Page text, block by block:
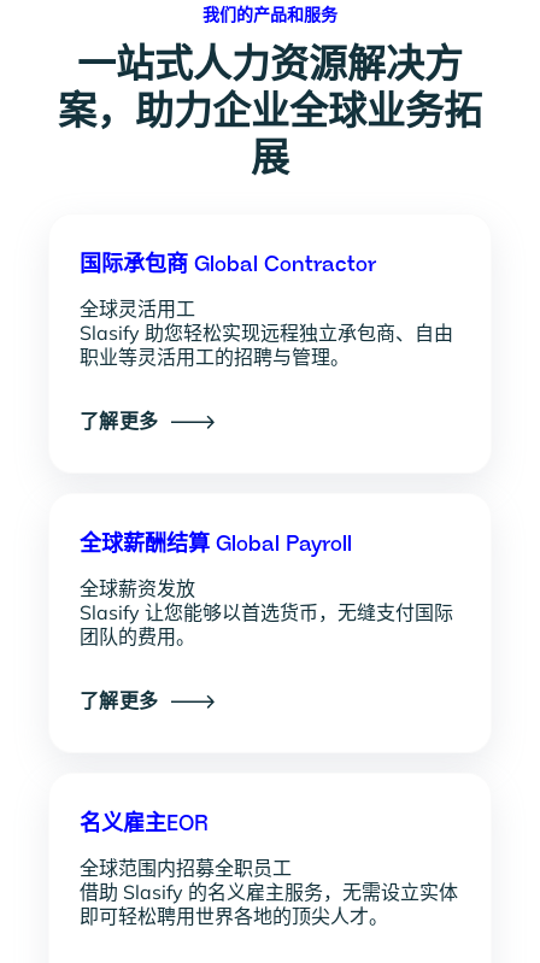
我们的产品和服务
一站式人力资源解决方
案，助力企业全球业务拓
展
国际承包商 Global Contractor
全球灵活用工
Slasify 助您轻松实现远程独立承包商、自由
职业等灵活用工的招聘与管理。
了解更多
全球薪酬结算 Global Payroll
全球薪资发放
Slasify 让您能够以首选货币，无缝支付国际
团队的费用。
了解更多
名义雇主EOR
全球范围内招募全职员工
借助 Slasify 的名义雇主服务，无需设立实体
即可轻松聘用世界各地的顶尖人才。